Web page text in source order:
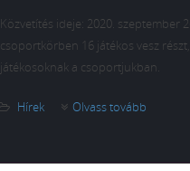
Közvetítés ideje: 2020. szeptember
csoportkörben 16 játékos vesz
játékosoknak a csoportjukban.
Hírek Olvass tovább